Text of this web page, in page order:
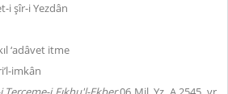
i şîr-i Yezdân
‘adâvet itme
imkân